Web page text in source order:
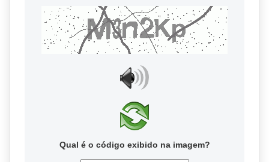
Qual é o código exibido na imagem?